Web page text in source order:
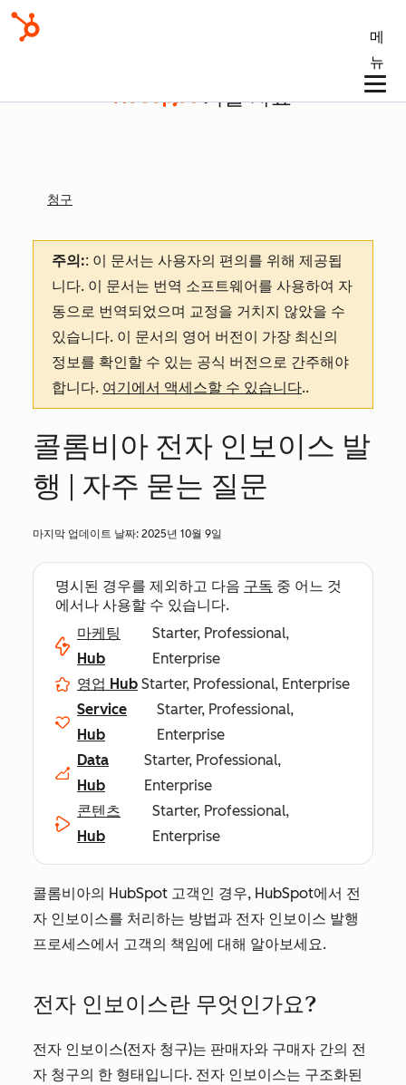
메
뉴
기술 자료
청구
주의:: 이 문서는 사용자의 편의를 위해 제공됩
니다. 이 문서는 번역 소프트웨어를 사용하여 자
동으로 번역되었으며 교정을 거치지 않았을 수
있습니다. 이 문서의 영어 버전이 가장 최신의
정보를 확인할 수 있는 공식 버전으로 간주해야
합니다. 여기에서 액세스할 수 있습니다..
콜롬비아 전자 인보이스 발
행 | 자주 묻는 질문
마지막 업데이트 날짜: 2025년 10월 9일
명시된 경우를 제외하고 다음 구독 중 어느 것
에서나 사용할 수 있습니다.
마케팅
Hub
Starter, Professional,
Enterprise
영업 Hub Starter, Professional, Enterprise
Service
Hub
Starter, Professional,
Enterprise
Data
Hub
Starter, Professional,
Enterprise
콘텐츠
Hub
Starter, Professional,
Enterprise
콜롬비아의 HubSpot 고객인 경우, HubSpot에서 전
자 인보이스를 처리하는 방법과 전자 인보이스 발행
프로세스에서 고객의 책임에 대해 알아보세요.
전자 인보이스란 무엇인가요?
전자 인보이스(전자 청구)는 판매자와 구매자 간의 전
자 청구의 한 형태입니다. 전자 인보이스는 구조화된